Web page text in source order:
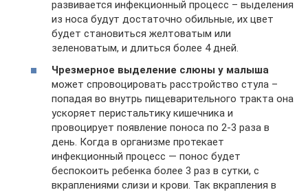
развивается инфекционный процесс – выделения
из носа будут достаточно обильные, их цвет
будет становиться желтоватым или
зеленоватым, и длиться более 4 дней.
Чрезмерное выделение слюны у малыша
может спровоцировать расстройство стула –
попадая во внутрь пищеварительного тракта она
ускоряет перистальтику кишечника и
провоцирует появление поноса по 2-3 раза в
день. Когда в организме протекает
инфекционный процесс — понос будет
беспокоить ребенка более 3 раз в сутки, с
вкраплениями слизи и крови. Так вкрапления в